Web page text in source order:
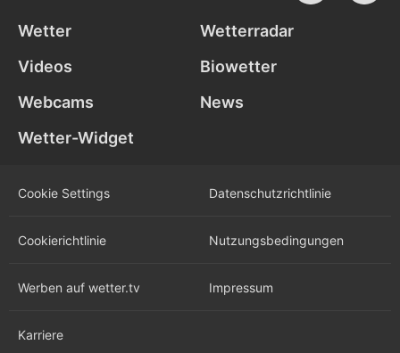
Wetter
Wetterradar
Videos
Biowetter
Webcams
News
Wetter-Widget
Cookie Settings Datenschutz­richtlinie
Cookie­richtlinie Nutzungs­bedingungen
Werben auf wetter.tv Impressum
Karriere